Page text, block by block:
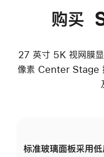
购买
27 英寸 5K 视网膜
像素 Center Stage
标准玻璃面板采用